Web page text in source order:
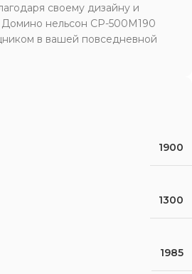
своему дизайну и
Домино нельсон СР-500М190
в вашей повседневной
1900
1300
1985